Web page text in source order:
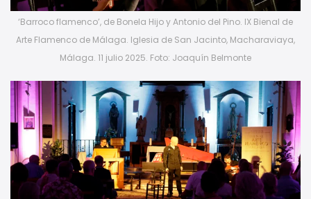
‘Barroco flamenco’, de Bonela Hijo y Antonio del Pino. IX Bienal de
Arte Flamenco de Málaga. Iglesia de San Jacinto, Macharaviaya,
Málaga. 11 julio 2025. Foto: Joaquín Belmonte